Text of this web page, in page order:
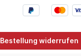
Bestellung widerrufen